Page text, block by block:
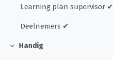
Learning plan supervisor ✔︎
Deelnemers ✔︎
Samenklappen
Handig